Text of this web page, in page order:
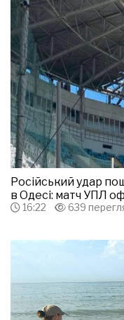
Російський удар
в Одесі: матч УПЛ
16:22 639